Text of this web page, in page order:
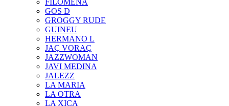
FILOMENA
GOS D
GROGGY RUDE
GUINEU
HERMANO L
JAÇ VORAÇ
JAZZWOMAN
JAVI MEDINA
JALEZZ
LA MARIA
LA OTRA
LA XICA